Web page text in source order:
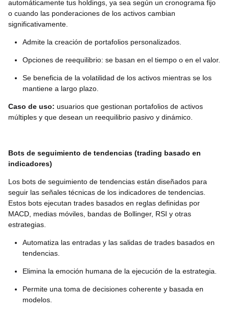
automáticamente tus holdings, ya sea según un cronograma fijo
o cuando las ponderaciones de los activos cambian
significativamente.
Admite la creación de portafolios personalizados.
Opciones de reequilibrio: se basan en el tiempo o en el valor.
Se beneficia de la volatilidad de los activos mientras se los
mantiene a largo plazo.
Caso de uso: usuarios que gestionan portafolios de activos
múltiples y que desean un reequilibrio pasivo y dinámico.
Bots de seguimiento de tendencias (trading basado en
indicadores)
Los bots de seguimiento de tendencias están diseñados para
seguir las señales técnicas de los indicadores de tendencias.
Estos bots ejecutan trades basados en reglas definidas por
MACD, medias móviles, bandas de Bollinger, RSI y otras
estrategias.
Automatiza las entradas y las salidas de trades basados en
tendencias.
Elimina la emoción humana de la ejecución de la estrategia.
Permite una toma de decisiones coherente y basada en
modelos.